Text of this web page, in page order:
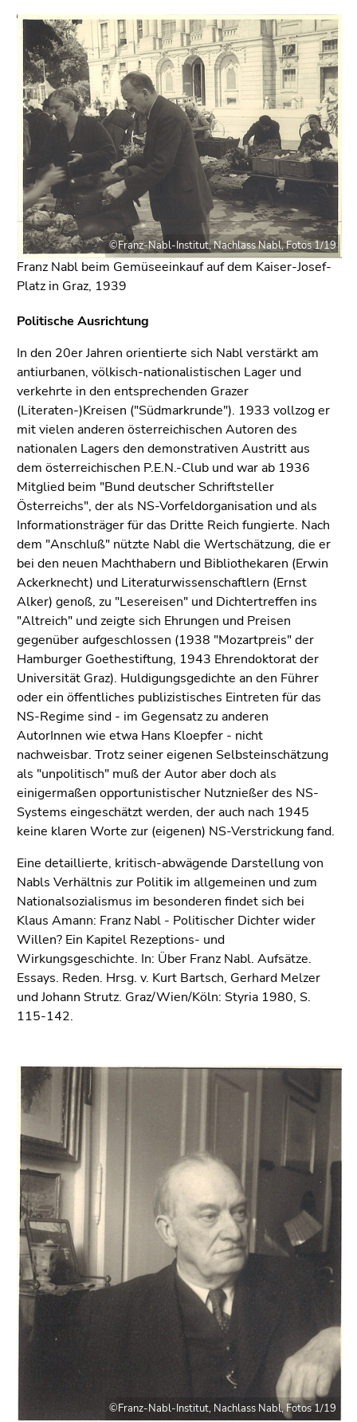
Politische Ausrichtung
In den 20er Jahren orientierte sich Nabl verstärkt am
antiurbanen, völkisch-nationalistischen Lager und
verkehrte in den entsprechenden Grazer
(Literaten-)Kreisen ("Südmarkrunde"). 1933 vollzog er
mit vielen anderen österreichischen Autoren des
nationalen Lagers den demonstrativen Austritt aus
dem österreichischen P.E.N.-Club und war ab 1936
Mitglied beim "Bund deutscher Schriftsteller
Österreichs", der als NS-Vorfeldorganisation und als
Informationsträger für das Dritte Reich fungierte. Nach
dem "Anschluß" nützte Nabl die Wertschätzung, die er
bei den neuen Machthabern und Bibliothekaren (Erwin
Ackerknecht) und Literaturwissenschaftlern (Ernst
Alker) genoß, zu "Lesereisen" und Dichtertreffen ins
"Altreich" und zeigte sich Ehrungen und Preisen
gegenüber aufgeschlossen (1938 "Mozartpreis" der
Hamburger Goethestiftung, 1943 Ehrendoktorat der
Universität Graz). Huldigungsgedichte an den Führer
oder ein öffentliches publizistisches Eintreten für das
NS-Regime sind - im Gegensatz zu anderen
AutorInnen wie etwa Hans Kloepfer - nicht
nachweisbar. Trotz seiner eigenen Selbsteinschätzung
als "unpolitisch" muß der Autor aber doch als
einigermaßen opportunistischer Nutznießer des NS-
Systems eingeschätzt werden, der auch nach 1945
keine klaren Worte zur (eigenen) NS-Verstrickung fand.
Eine detaillierte, kritisch-abwägende Darstellung von
Nabls Verhältnis zur Politik im allgemeinen und zum
Nationalsozialismus im besonderen findet sich bei
Klaus Amann: Franz Nabl - Politischer Dichter wider
Willen? Ein Kapitel Rezeptions- und
Wirkungsgeschichte. In: Über Franz Nabl. Aufsätze.
Essays. Reden. Hrsg. v. Kurt Bartsch, Gerhard Melzer
und Johann Strutz. Graz/Wien/Köln: Styria 1980, S.
115-142.
©Franz-Nabl-Institut, Nachlass Nabl, Fotos 1/19
Franz Nabl beim Gemüseeinkauf auf dem Kaiser-Josef-
Platz in Graz, 1939
©Franz-Nabl-Institut, Nachlass Nabl, Fotos 1/19